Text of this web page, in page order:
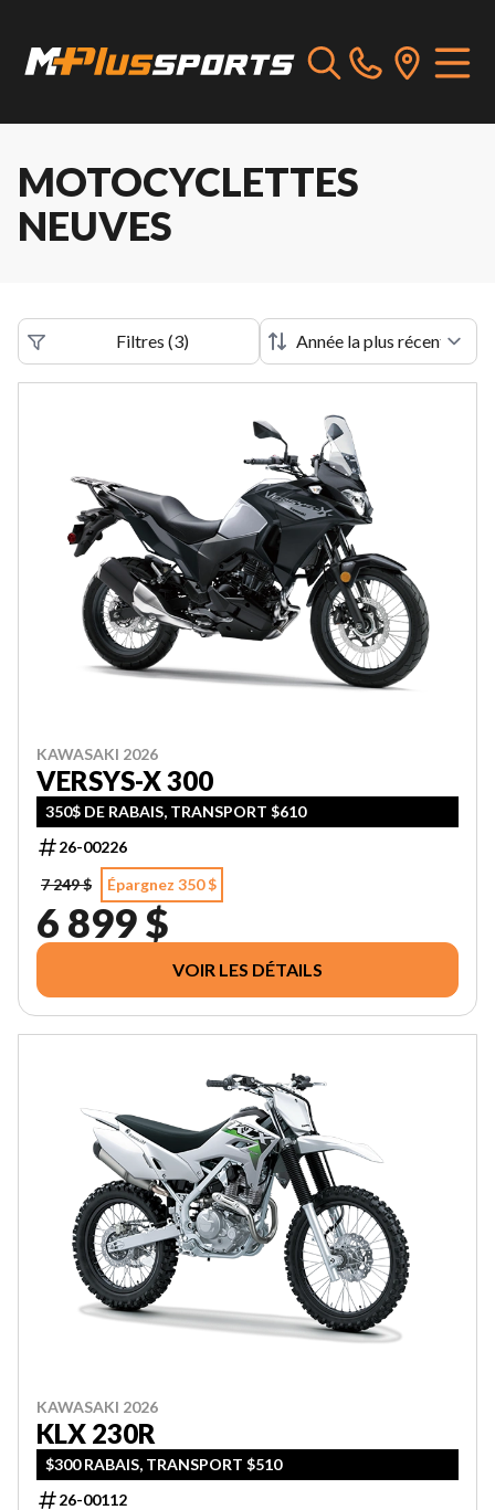
MOTOCYCLETTES
NEUVES
Filtres (3)
KAWASAKI 2026
VERSYS-X 300
350$ DE RABAIS, TRANSPORT $610
26-00226
7 249 $
Épargnez 350 $
6 899 $
VOIR LES DÉTAILS
KAWASAKI 2026
KLX 230R
$300 RABAIS, TRANSPORT $510
26-00112